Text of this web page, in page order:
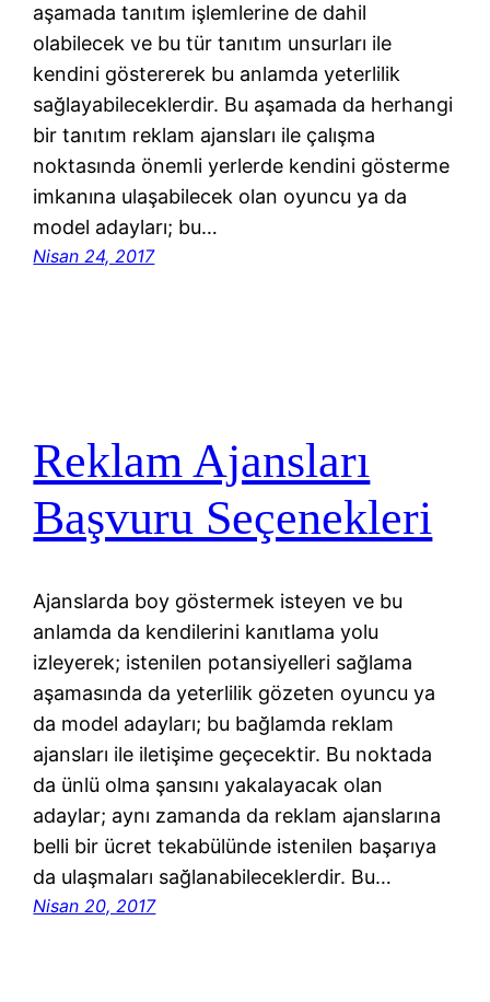
aşamada tanıtım işlemlerine de dahil
olabilecek ve bu tür tanıtım unsurları ile
kendini göstererek bu anlamda yeterlilik
sağlayabileceklerdir. Bu aşamada da herhangi
bir tanıtım reklam ajansları ile çalışma
noktasında önemli yerlerde kendini gösterme
imkanına ulaşabilecek olan oyuncu ya da
model adayları; bu…
Nisan 24, 2017
Reklam Ajansları
Başvuru Seçenekleri
Ajanslarda boy göstermek isteyen ve bu
anlamda da kendilerini kanıtlama yolu
izleyerek; istenilen potansiyelleri sağlama
aşamasında da yeterlilik gözeten oyuncu ya
da model adayları; bu bağlamda reklam
ajansları ile iletişime geçecektir. Bu noktada
da ünlü olma şansını yakalayacak olan
adaylar; aynı zamanda da reklam ajanslarına
belli bir ücret tekabülünde istenilen başarıya
da ulaşmaları sağlanabileceklerdir. Bu…
Nisan 20, 2017